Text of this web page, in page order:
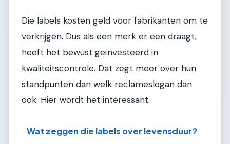
Die labels kosten geld voor fabrikanten om te
verkrijgen. Dus als een merk er een draagt,
heeft het bewust geïnvesteerd in
kwaliteitscontrole. Dat zegt meer over hun
standpunten dan welk reclameslogan dan
ook. Hier wordt het interessant.
Wat zeggen die labels over levensduur?